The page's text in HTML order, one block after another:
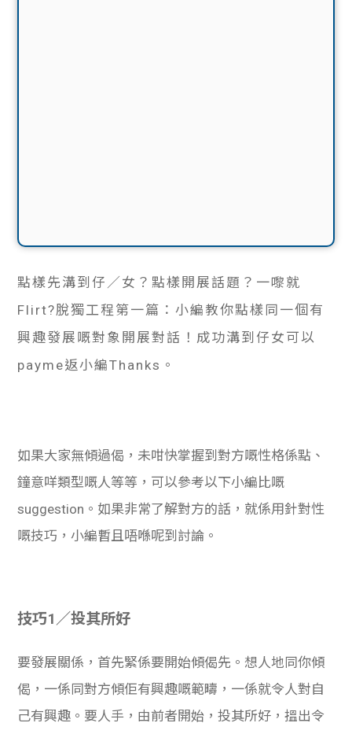
點樣先溝到仔／女？點樣開展話題？一嚟就
Flirt?脫獨工程第一篇：小編教你點樣同一個有
興趣發展嘅對象開展對話！成功溝到仔女可以
payme返小編Thanks。
如果大家無傾過偈，未咁快掌握到對方嘅性格係點、
鐘意咩類型嘅人等等，可以參考以下小編比嘅
suggestion。如果非常了解對方的話，就係用針對性
嘅技巧，小編暫且唔喺呢到討論。
技巧1／投其所好
要發展關係，首先緊係要開始傾偈先。想人地同你傾
偈，一係同對方傾佢有興趣嘅範疇，一係就令人對自
己有興趣。要人手，由前者開始，投其所好，搵出令